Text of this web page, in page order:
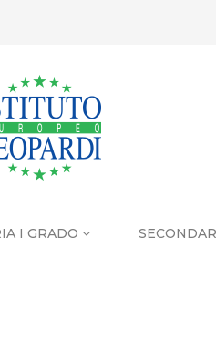
I GRADO